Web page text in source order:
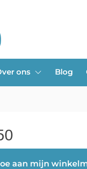
ons Blog
aan mijn